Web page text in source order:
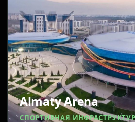
Almaty Arena
СПОРТИВНАЯ